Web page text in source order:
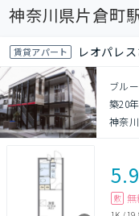
神奈川県片倉町
賃貸アパート レオパレ
ブル
築20年
神奈
5.9
敷 無